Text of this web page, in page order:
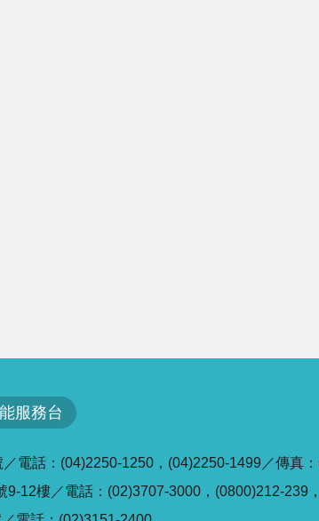
服務台
電話：(04)2250-1250，(04)2250-1499／傳真
9-12樓／電話：(02)3707-3000，(0800)212-239